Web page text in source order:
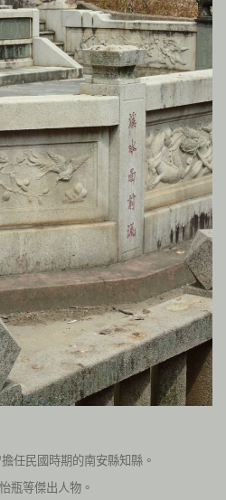
任民國時期的南安縣知縣。
瓶等傑出人物。